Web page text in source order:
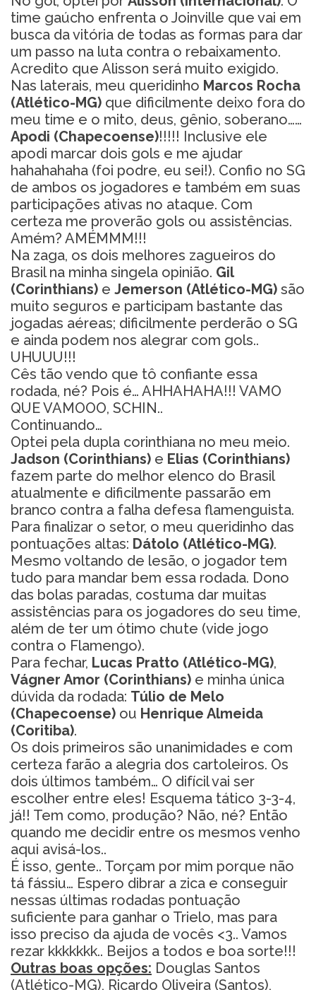
time gaúcho enfrenta o Joinville que vai em
busca da vitória de todas as formas para dar
um passo na luta contra o rebaixamento.
Acredito que Alisson será muito exigido.
Nas laterais, meu queridinho Marcos Rocha
(Atlético-MG) que dificilmente deixo fora do
meu time e o mito, deus, gênio, soberano……
Apodi (Chapecoense)!!!!! Inclusive ele
apodi marcar dois gols e me ajudar
hahahahaha (foi podre, eu sei!). Confio no SG
de ambos os jogadores e também em suas
participações ativas no ataque. Com
certeza me proverão gols ou assistências.
Amém? AMÉMMM!!!
Na zaga, os dois melhores zagueiros do
Brasil na minha singela opinião. Gil
(Corinthians) e Jemerson (Atlético-MG) são
muito seguros e participam bastante das
jogadas aéreas; dificilmente perderão o SG
e ainda podem nos alegrar com gols..
UHUUU!!!
Cês tão vendo que tô confiante essa
rodada, né? Pois é… AHHAHAHA!!! VAMO
QUE VAMOOO, SCHIN..
Continuando…
Optei pela dupla corinthiana no meu meio.
Jadson (Corinthians) e Elias (Corinthians)
fazem parte do melhor elenco do Brasil
atualmente e dificilmente passarão em
branco contra a falha defesa flamenguista.
Para finalizar o setor, o meu queridinho das
pontuações altas: Dátolo (Atlético-MG).
Mesmo voltando de lesão, o jogador tem
tudo para mandar bem essa rodada. Dono
das bolas paradas, costuma dar muitas
assistências para os jogadores do seu time,
além de ter um ótimo chute (vide jogo
contra o Flamengo).
Para fechar, Lucas Pratto (Atlético-MG),
Vágner Amor (Corinthians) e minha única
dúvida da rodada: Túlio de Melo
(Chapecoense) ou Henrique Almeida
(Coritiba).
Os dois primeiros são unanimidades e com
certeza farão a alegria dos cartoleiros. Os
dois últimos também… O difícil vai ser
escolher entre eles! Esquema tático 3-3-4,
já!! Tem como, produção? Não, né? Então
quando me decidir entre os mesmos venho
aqui avisá-los..
É isso, gente.. Torçam por mim porque não
tá fássiu… Espero dibrar a zica e conseguir
nessas últimas rodadas pontuação
suficiente para ganhar o Trielo, mas para
isso preciso da ajuda de vocês <3.. Vamos
rezar kkkkkkk.. Beijos a todos e boa sorte!!!
Outras boas opções: Douglas Santos
(Atlético-MG), Ricardo Oliveira (Santos),